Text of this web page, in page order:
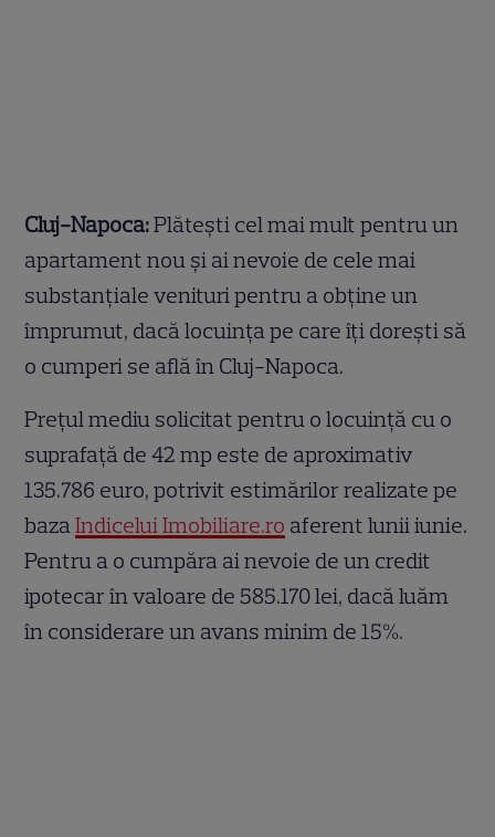
Cluj-Napoca:Plătești cel mai mult pentru un
apartament nou și ai nevoie de cele mai
substanțiale venituri pentru a obține un
împrumut, dacă locuința pe care îți dorești să
o cumperi se află în Cluj-Napoca.
Prețul mediu solicitat pentru o locuință cu o
suprafață de 42 mp este de aproximativ
135.786 euro, potrivit estimărilor realizate pe
bazaIndicelui Imobiliare.ro aferent lunii iunie.
Pentru a o cumpăra ai nevoie de un credit
ipotecar în valoare de 585.170 lei, dacă luăm
în considerare un avans minim de 15%.